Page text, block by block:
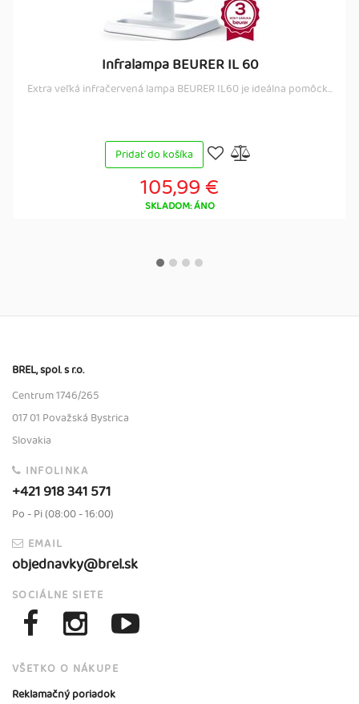
Infralampa BEURER IL 60
Extra veľká infračervená lampa BEURER IL60 je ideálna pomôck...
Pridať do košíka
105,99 €
SKLADOM: ÁNO
BREL, spol. s r.o.
Centrum 1746/265
017 01 Považská Bystrica
Slovakia
INFOLINKA
+421 918 341 571
Po - Pi (08:00 - 16:00)
EMAIL
objednavky@brel.sk
SOCIÁLNE SIETE
VŠETKO O NÁKUPE
Reklamačný poriadok